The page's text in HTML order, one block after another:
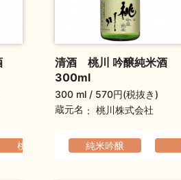
父の日ギフト
桃川 軽快でなめらか
清酒 桃川 吟醸純米酒
300ml
300 ml
570円(税抜き)
蔵元名
桃川株式会社
純米吟醸